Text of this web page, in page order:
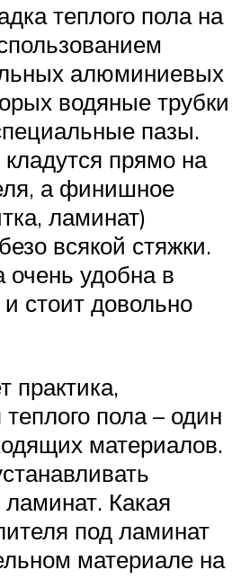
теплого пола на
алюминиевых
водяные трубки
пазы.
прямо на
а финишное
ламинат)
всякой стяжки.
очень удобна в
стоит довольно
практика,
пола – один
материалов.
Какая
под ламинат
материале на